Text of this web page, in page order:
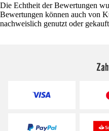
Die Echtheit der Bewertungen
Bewertungen können auch von
nachweislich genutzt oder